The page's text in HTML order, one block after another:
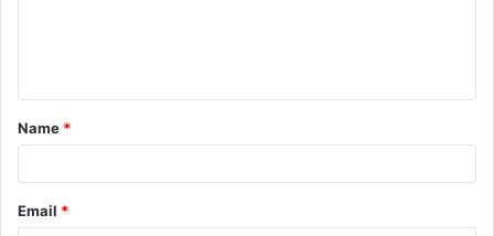
t
*
Name *
Email *